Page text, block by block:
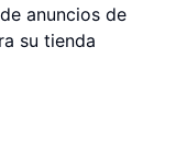
anuncios de
su tienda